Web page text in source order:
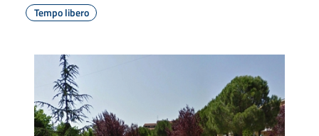
Tempo libero